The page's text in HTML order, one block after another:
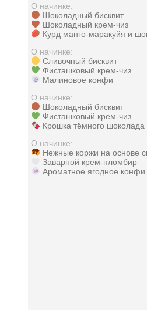
О начинке:
Шоколадный бисквит
Шоколадный крем-чиз
Курд манго-маракуйя и
О начинке:
Сливочный бисквит
Фисташковый крем-чиз
Малиновое конфи
О начинке:
Шоколадный бисквит
Фисташковый крем-чиз
Крошка тёмного шоколада
О начинке:
Нежные коржи на основе
Заварной крем-пломбир
Ароматное ягодное